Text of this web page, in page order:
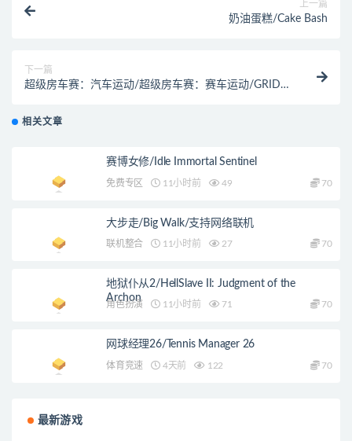
上一篇
奶油蛋糕/Cake Bash
下一篇
超级房车赛：汽车运动/超级房车赛：赛车运动/GRID
相关文章
赛博女修/Idle Immortal Sentinel
免费专区 11小时前 49 70
大步走/Big Walk/支持网络联机
联机整合 11小时前 27 70
地狱仆从2/HellSlave II: Judgment of the
Archon
角色扮演 11小时前 71 70
网球经理26/Tennis Manager 26
体育竞速 4天前 122 70
最新游戏